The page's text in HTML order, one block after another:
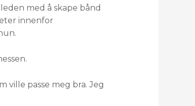
med å skape bånd
innenfor
ville passe meg bra. Jeg